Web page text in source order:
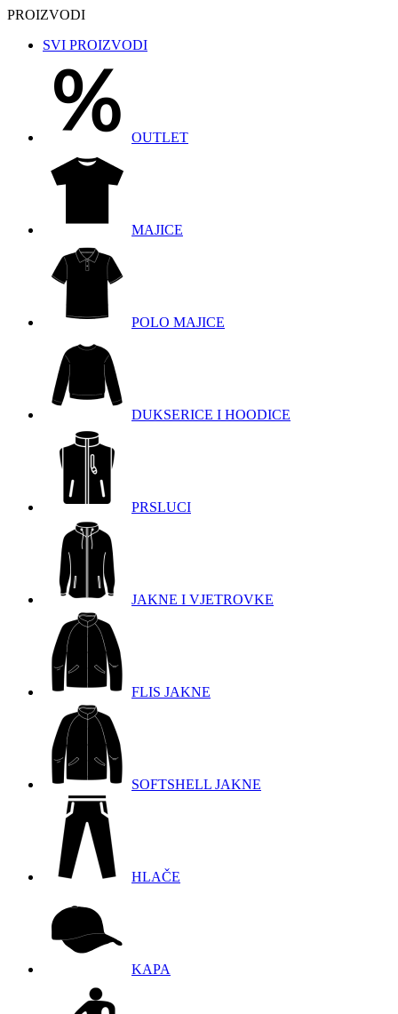
PROIZVODI
SVI PROIZVODI
OUTLET
MAJICE
POLO MAJICE
DUKSERICE I HOODICE
PRSLUCI
JAKNE I VJETROVKE
FLIS JAKNE
SOFTSHELL JAKNE
HLAČE
KAPA